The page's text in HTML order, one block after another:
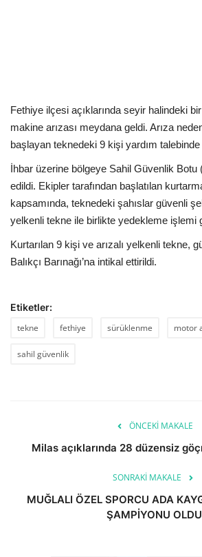
Gündem
Dünya
Fethiye ilçesi açıklarında seyir halindeki
makine arızası meydana geldi. Arıza
başlayan teknedeki 9 kişi yardım talebinde
İhbar üzerine bölgeye Sahil Güvenlik Botu
edildi. Ekipler tarafından başlatılan
kapsamında, teknedeki şahıslar güvenli
yelkenli tekne ile birlikte yedekleme işlemi
Kurtarılan 9 kişi ve arızalı yelkenli tekne,
Balıkçı Barınağı’na intikal ettirildi.
Etiketler:
tekne
fethiye sürüklenme motor
sahil güvenlik
ÖNCEKI MAKALE
Milas açıklarında 28 düzensiz
SONRAKI MAKALE
MUĞLALI ÖZEL SPORCU ADA
ŞAMPİYONU OLDU